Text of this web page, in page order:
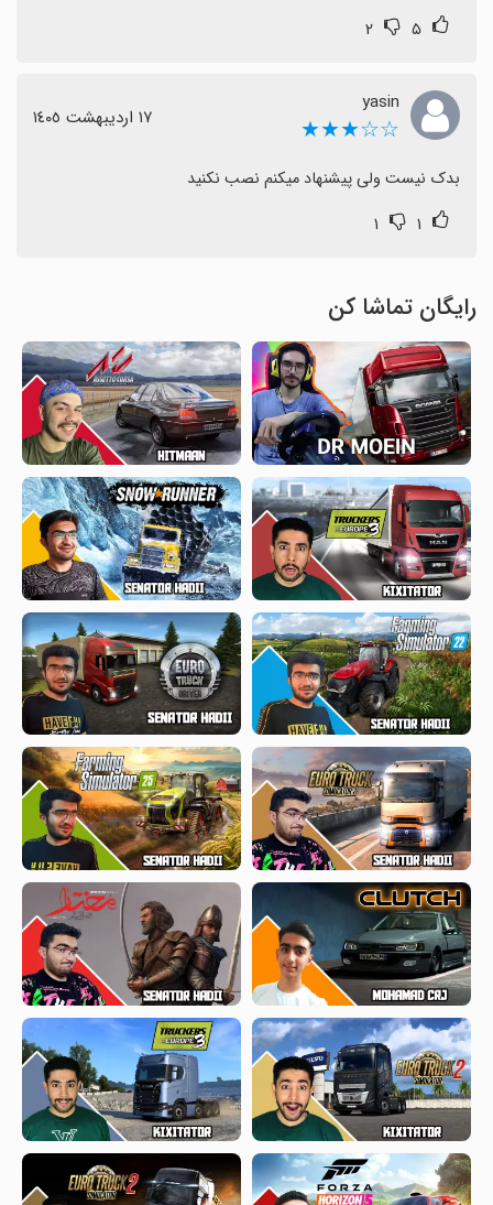
۵ ۲
yasin
☆☆★★★ ١٧ اردیبهشت ١٤٠٥
بدک نیست ولی پیشنهاد میکنم نصب نکنید
۱ ۱
رایگان تماشا کن